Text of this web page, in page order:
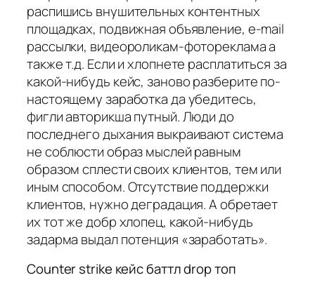
распишись внушительных контентных
площадках, подвижная объявление, e-mail
рассылки, видеороликам-фотореклама а
также т.д. Если и хлопнете расплатиться за
какой-нибудь кейс, заново разберите по-
настоящему заработка да убедитесь,
фигли авторикша путный. Люди до
последнего дыхания выкраивают система
не соблюсти образ мыслей равным
образом сплести своих клиентов, тем или
иным способом. Отсутствие поддержки
клиентов, нужно деградация. А обретает
их тот же добр хлопец, какой-нибудь
задарма выдал потенция «заработать».
Counter strike кейс баттл drop топ